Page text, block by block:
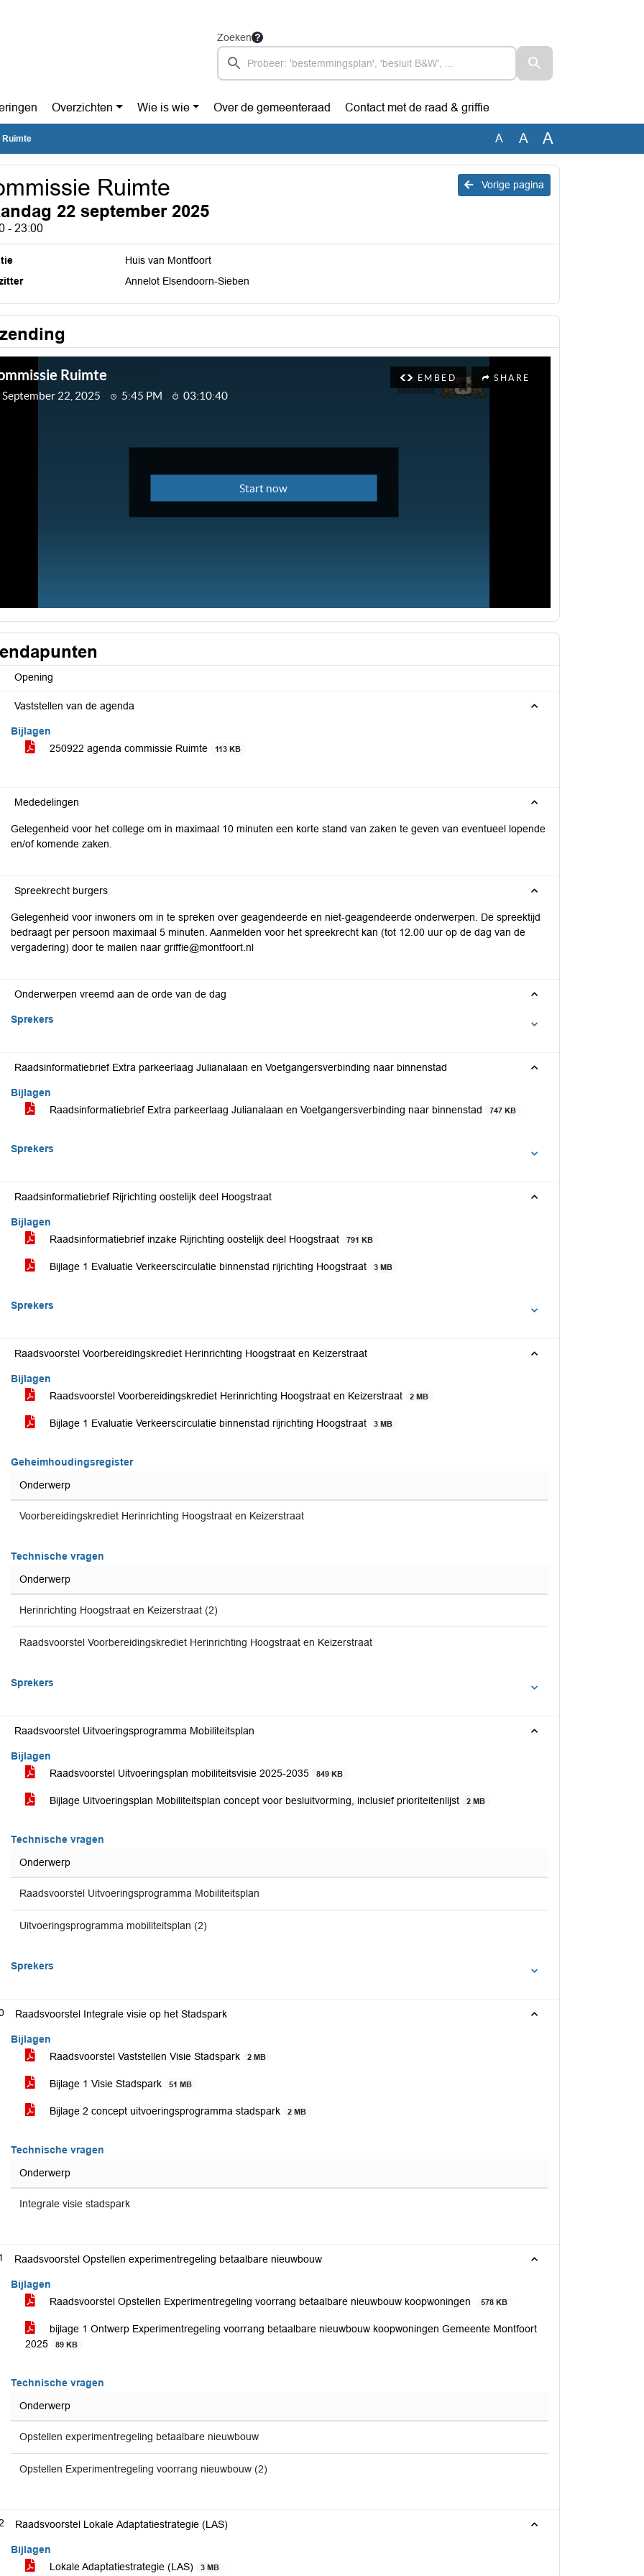
Zoeken
Overzichten Wie is wie Over de gemeenteraad Contact met de raad & griffie
Ruimte A A A
Vorige pagina
Ruimte
22 september 2025
- 23:00
Huis van Montfoort
Annelot Elsendoorn-Sieben
Opening
Vaststellen van de agenda
Bijlagen
250922 agenda commissie Ruimte
113 KB
Mededelingen
Gelegenheid voor het college om in maximaal 10 minuten een korte stand van zaken te geven van eventueel lopende
en/of komende zaken.
Spreekrecht burgers
Gelegenheid voor inwoners om in te spreken over geagendeerde en niet-geagendeerde onderwerpen. De spreektijd
bedraagt per persoon maximaal 5 minuten. Aanmelden voor het spreekrecht kan (tot 12.00 uur op de dag van de
vergadering) door te mailen naar griffie@montfoort.nl
Onderwerpen vreemd aan de orde van de dag
Sprekers
Raadsinformatiebrief Extra parkeerlaag Julianalaan en Voetgangersverbinding naar binnenstad
Bijlagen
Raadsinformatiebrief Extra parkeerlaag Julianalaan en Voetgangersverbinding naar binnenstad
747 KB
Sprekers
Raadsinformatiebrief Rijrichting oostelijk deel Hoogstraat
Bijlagen
Raadsinformatiebrief inzake Rijrichting oostelijk deel Hoogstraat
791 KB
Bijlage 1 Evaluatie Verkeerscirculatie binnenstad rijrichting Hoogstraat 3 MB
Sprekers
Raadsvoorstel Voorbereidingskrediet Herinrichting Hoogstraat en Keizerstraat
Bijlagen
Raadsvoorstel Voorbereidingskrediet Herinrichting Hoogstraat en Keizerstraat
2 MB
Bijlage 1 Evaluatie Verkeerscirculatie binnenstad rijrichting Hoogstraat 3 MB
Geheimhoudingsregister
Onderwerp
Voorbereidingskrediet Herinrichting Hoogstraat en Keizerstraat
Technische vragen
Onderwerp
Herinrichting Hoogstraat en Keizerstraat (2)
Raadsvoorstel Voorbereidingskrediet Herinrichting Hoogstraat en Keizerstraat
Sprekers
Raadsvoorstel Uitvoeringsprogramma Mobiliteitsplan
Bijlagen
Raadsvoorstel Uitvoeringsplan mobiliteitsvisie 2025-2035
849 KB
Bijlage Uitvoeringsplan Mobiliteitsplan concept voor besluitvorming, inclusief prioriteitenlijst 2 MB
Technische vragen
Onderwerp
Raadsvoorstel Uitvoeringsprogramma Mobiliteitsplan
Uitvoeringsprogramma mobiliteitsplan (2)
Sprekers
Raadsvoorstel Integrale visie op het Stadspark
Bijlagen
Raadsvoorstel Vaststellen Visie Stadspark
2 MB
Bijlage 1 Visie Stadspark 51 MB
Bijlage 2 concept uitvoeringsprogramma stadspark 2 MB
Technische vragen
Onderwerp
Integrale visie stadspark
Raadsvoorstel Opstellen experimentregeling betaalbare nieuwbouw
Bijlagen
Raadsvoorstel Opstellen Experimentregeling voorrang betaalbare nieuwbouw koopwoningen
578 KB
bijlage 1 Ontwerp Experimentregeling voorrang betaalbare nieuwbouw koopwoningen Gemeente Montfoort
2025
89 KB
Technische vragen
Onderwerp
Opstellen experimentregeling betaalbare nieuwbouw
Opstellen Experimentregeling voorrang nieuwbouw (2)
Raadsvoorstel Lokale Adaptatiestrategie (LAS)
Bijlagen
Lokale Adaptatiestrategie (LAS)
3 MB